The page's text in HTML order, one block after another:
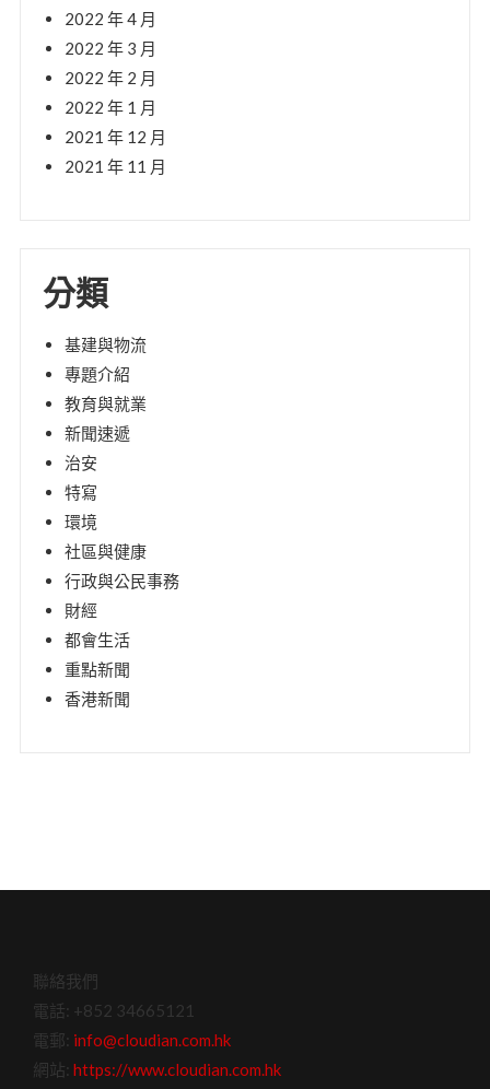
2022 年 4 月
2022 年 3 月
2022 年 2 月
2022 年 1 月
2021 年 12 月
2021 年 11 月
分類
基建與物流
專題介紹
教育與就業
新聞速遞
治安
特寫
環境
社區與健康
行政與公民事務
財經
都會生活
重點新聞
香港新聞
聯絡我們
電話: +852 34665121
電郵: info@cloudian.com.hk
網站:https://www.cloudian.com.hk